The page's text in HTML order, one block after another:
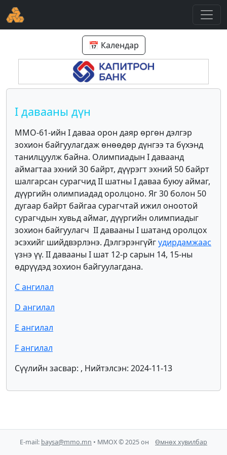
📅 Календар
I давааны дүн
ММО-61-ийн I даваа орон даяр өргөн дэлгэр
зохион байгуулагдаж өнөөдөр дүнгээ та бүхэнд
танилцуулж байна. Олимпиадын I даваанд
аймагтаа эхний 30 байрт, дүүрэгт эхний 50 байрт
шалгарсан сурагчид II шатны I даваа буюу аймаг,
дүүргийн олимпиадад оролцоно. Яг 30 болон 50
дугаар байрт байгаа сурагчтай ижил оноотой
сурагчдын хувьд аймаг, дүүргийн олимпиадыг
зохион байгуулагч II давааны I шатанд оролцох
эсэхийг шийдвэрлэнэ. Дэлгэрэнгүйгудирдамжаас
үзнэ үү. II давааны I шат 12-р сарын 14, 15-ны
өдрүүдэд зохион байгуулагдана.
С ангилал
D ангилал
E ангилал
F ангилал
Сүүлийн засвар: , Нийтэлсэн: 2024-11-13
E-mail: baysa@mmo.mn • ММОХ © 2025 он Өмнөх хувилбар